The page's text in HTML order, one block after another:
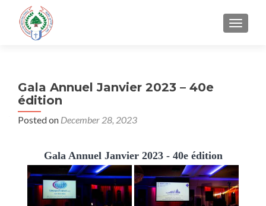
Gala Annuel Janvier 2023 – 40e
édition
Posted on December 28, 2023
Gala Annuel Janvier 2023 - 40e édition